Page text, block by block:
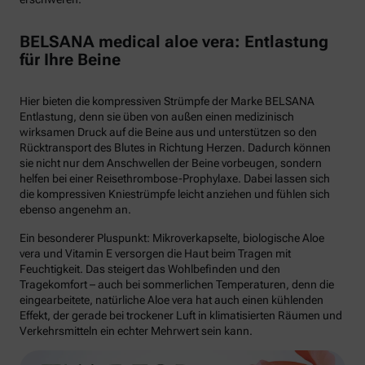
BELSANA medical aloe vera: Entlastung
für Ihre Beine
Hier bieten die kompressiven Strümpfe der Marke BELSANA
Entlastung, denn sie üben von außen einen medizinisch
wirksamen Druck auf die Beine aus und unterstützen so den
Rücktransport des Blutes in Richtung Herzen. Dadurch können
sie nicht nur dem Anschwellen der Beine vorbeugen, sondern
helfen bei einer Reisethrombose-Prophylaxe. Dabei lassen sich
die kompressiven Kniestrümpfe leicht anziehen und fühlen sich
ebenso angenehm an.
Ein besonderer Pluspunkt: Mikroverkapselte, biologische Aloe
vera und Vitamin E versorgen die Haut beim Tragen mit
Feuchtigkeit. Das steigert das Wohlbefinden und den
Tragekomfort – auch bei sommerlichen Temperaturen, denn die
eingearbeitete, natürliche Aloe vera hat auch einen kühlenden
Effekt, der gerade bei trockener Luft in klimatisierten Räumen und
Verkehrsmitteln ein echter Mehrwert sein kann.